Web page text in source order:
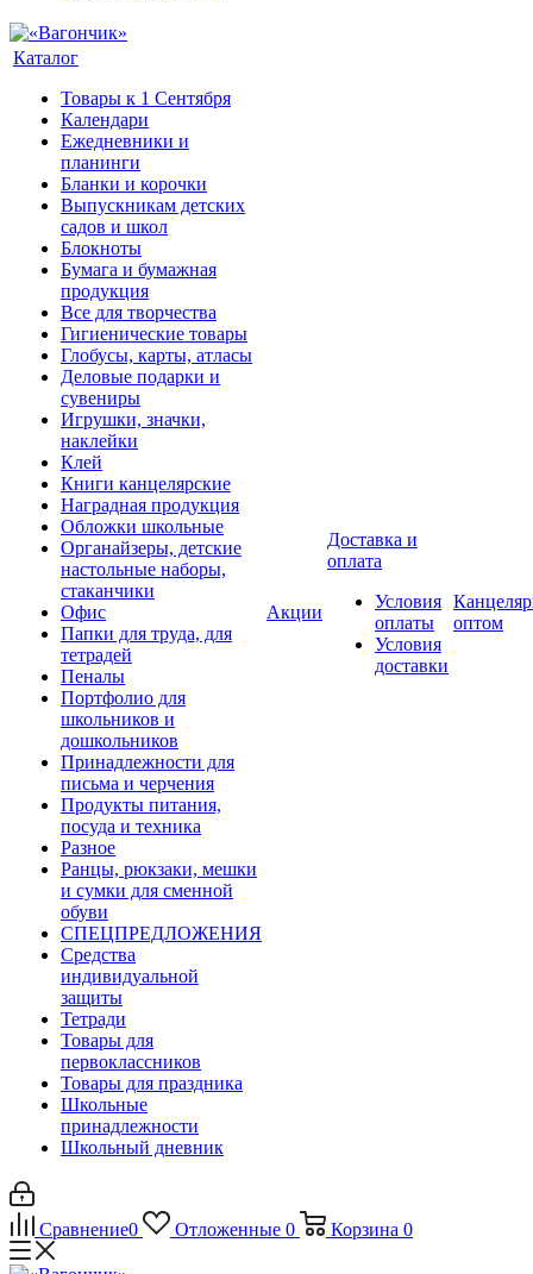
Каталог
Товары к 1 Сентября
Календари
Ежедневники и
планинги
Бланки и корочки
Выпускникам детских
садов и школ
Блокноты
Бумага и бумажная
продукция
Все для творчества
Гигиенические товары
Глобусы, карты, атласы
Деловые подарки и
сувениры
Игрушки, значки,
наклейки
Клей
Книги канцелярские
Наградная продукция
Обложки школьные
Органайзеры, детские
настольные наборы,
стаканчики
Офис
Папки для труда, для
тетрадей
Пеналы
Портфолио для
школьников и
дошкольников
Принадлежности для
письма и черчения
Продукты питания,
посуда и техника
Разное
Ранцы, рюкзаки, мешки
и сумки для сменной
обуви
СПЕЦПРЕДЛОЖЕНИЯ
Средства
индивидуальной
защиты
Тетради
Товары для
первоклассников
Товары для праздника
Школьные
принадлежности
Школьный дневник
Акции
Доставка и
оплата
Условия
оплаты
Условия
доставки
оптом
Сравнение0 Отложенные 0 Корзина 0